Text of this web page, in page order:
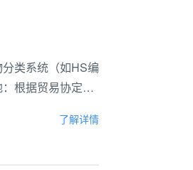
类系统（如HS编
根据贸易协定或
了解详情